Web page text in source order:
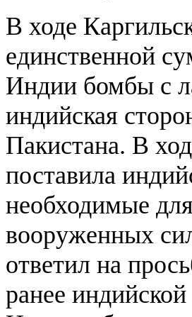
В ходе
единственной
Индии бомбы с
индийская
Пакистана. В
поставила
необходимые
вооруженных
ответил на
ранее